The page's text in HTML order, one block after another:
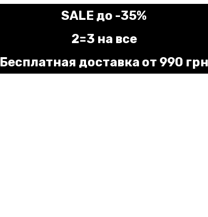
SALE до -35%
2=3 на все
Бесплатная доставка от 990 грн